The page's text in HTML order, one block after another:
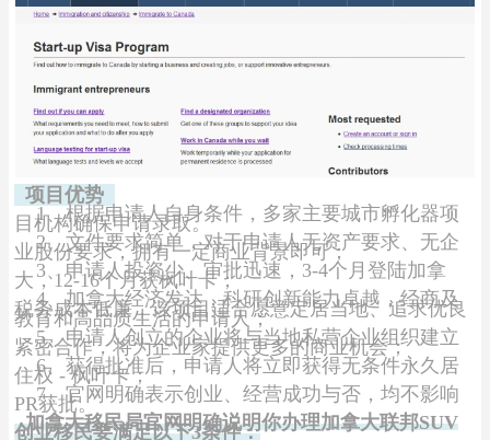
项目优势
1、根据申请人自身条件，多家主要城市孵化器项
目机构确保申请录取。
2、文件要求简单，对于申请人无资产要求、无企
业股份要求，拥有一定商业背景即可；
3、申请人投资少、审批迅速，3-4个月登陆加拿
大，12-16个月获枫叶卡；
4、加拿大经济发达，科研创新能力卓越，经商及
税务成本低廉，该项目适合愿意定居当地、追求优良
教育和高品质生活的申请人；
5、申请人创立的企业将与当地私营企业组织建立
紧密合作，将为企业家提供更多的商业机会；
6、获得批准后，申请人将立即获得无条件永久居
住权 - 枫叶卡；
7、官网明确表示创业、经营成功与否，均不影响
PR获批。
加拿大移民局官网明确说明你办理加拿大联邦SUV
创业移民要满足以下3条件：